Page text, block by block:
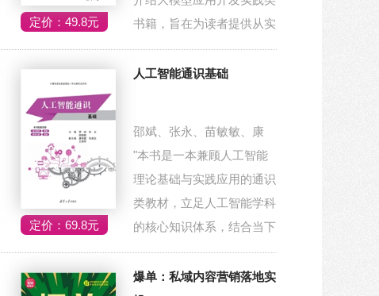
定价：49.8元
书籍，旨在为读者提供从实
践落地的全...
定价：69.8元
人工智能通识基础
邵斌、张永、苗敏敏、康
"本书是一本兼顾人工智能
理论基础与实践应用的通识
类教材，立足人工智能学科
的核心知识体系，结合当下
技术发展趋...
爆单：私域内容营销落地实